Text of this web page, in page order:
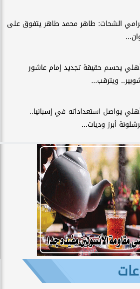
الشحات: طاهر محمد طاهر يتفوق على
يحسم حقيقة تجديد إمام عاشور
ويترقب...
يواصل استعداداته في إسبانيا..
أبرز وديات...